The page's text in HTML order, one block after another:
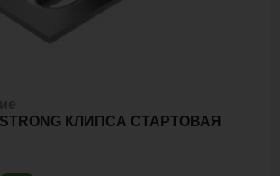
STRONG КЛИПСА СТАРТОВАЯ